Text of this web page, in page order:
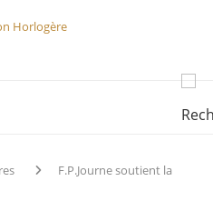
F.P.Journe soutient la